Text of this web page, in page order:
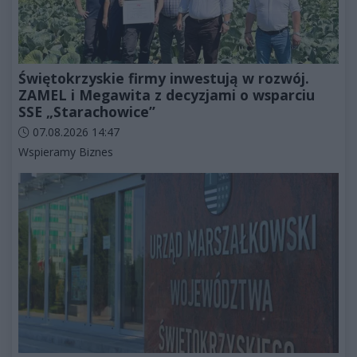
Świętokrzyskie firmy inwestują w rozwój.
ZAMEL i Megawita z decyzjami o wsparciu
SSE „Starachowice”
Data dodania artykułu:
07.08.2026 14:47
Kategorie artykułu:
Wspieramy Biznes